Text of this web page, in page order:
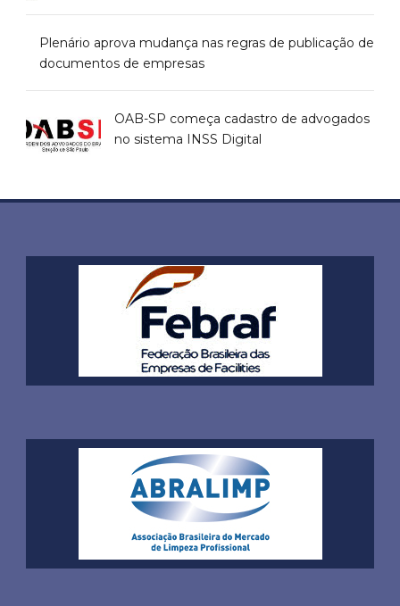
Plenário aprova mudança nas regras de publicação de
documentos de empresas
OAB-SP começa cadastro de advogados
no sistema INSS Digital